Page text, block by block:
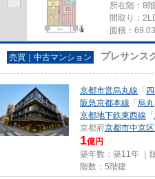
所在階：8階
間取り：
面積：
売買｜中古マンション プレサンス
京都市営烏丸線 「
阪急京都本線 「 烏丸
京都地下鉄東西線 「
京都府京都市中京区
1億円
築年数：築11年 ｜
階数：5階建